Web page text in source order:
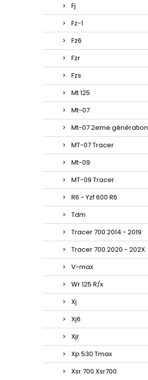
Fj
Fz-1
Fz6
Fzr
Fzs
Mt 125
Mt-07
Mt-07 2eme génération
MT-07 Tracer
Mt-09
MT-09 Tracer
R6 - Yzf 600 R6
Tdm
Tracer 700 2014 - 2019
Tracer 700 2020 - 202X
V-max
Wr 125 R/x
Xj
Xj6
Xjr
Xp 530 Tmax
Xsr 700 Xsr700